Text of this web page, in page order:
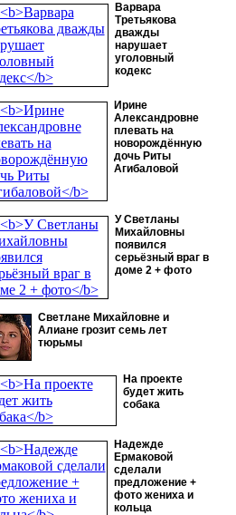
Варвара
Третьякова
дважды
нарушает
уголовный
кодекс
Ирине
Александровне
плевать на
новорождённую
дочь Риты
Агибаловой
У Светланы
Михайловны
появился
серьёзный враг в
доме 2 + фото
Светлане Михайловне и
Алиане грозит семь лет
тюрьмы
На проекте
будет жить
собака
Надежде
Ермаковой
сделали
предложение +
фото жениха и
кольца